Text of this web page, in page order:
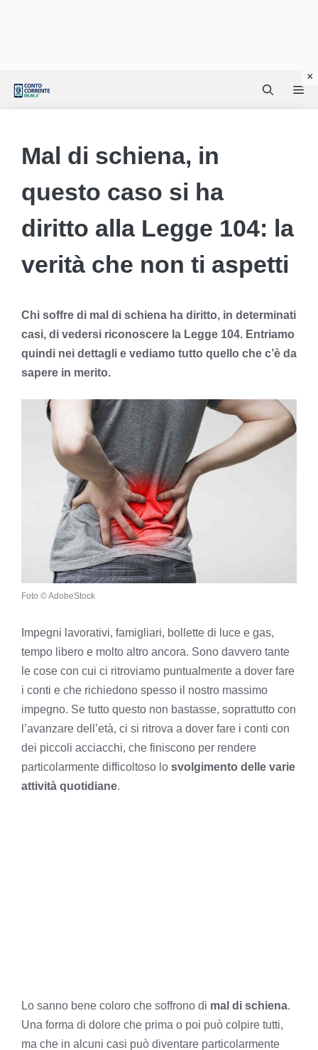
Mal di schiena, in
questo caso si ha
diritto alla Legge 104: la
verità che non ti aspetti
Chi soffre di mal di schiena ha diritto, in determinati
casi, di vedersi riconoscere la Legge 104. Entriamo
quindi nei dettagli e vediamo tutto quello che c’è da
sapere in merito.
Foto © AdobeStock
Impegni lavorativi, famigliari, bollette di luce e gas,
tempo libero e molto altro ancora. Sono davvero tante
le cose con cui ci ritroviamo puntualmente a dover fare
i conti e che richiedono spesso il nostro massimo
impegno. Se tutto questo non bastasse, soprattutto con
l’avanzare dell’età, ci si ritrova a dover fare i conti con
dei piccoli acciacchi, che finiscono per rendere
particolarmente difficoltoso lo svolgimento delle varie
attività quotidiane.
Lo sanno bene coloro che soffrono di mal di schiena.
Una forma di dolore che prima o poi può colpire tutti,
ma che in alcuni casi può diventare particolarmente